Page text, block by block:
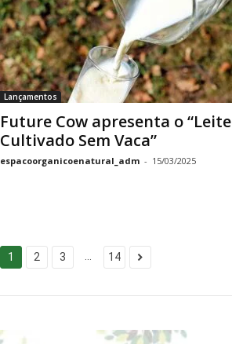
Lançamentos
Future Cow apresenta o “Leite
Cultivado Sem Vaca”
espacoorganicoenatural_adm - 15/03/2025
1 2 3 14